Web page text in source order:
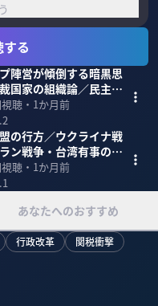
る
陣営が傾倒する暗黒思
国家の組織論／民主主
聴・ 1か月前
の行方／ウクライナ戦
ン戦争・台湾有事のそ
聴・ 1か月前
あなたへのおすすめ
行政改革 関税衝撃